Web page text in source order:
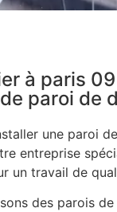
à paris
paroi de
une paroi
entreprise
un travail de
des parois